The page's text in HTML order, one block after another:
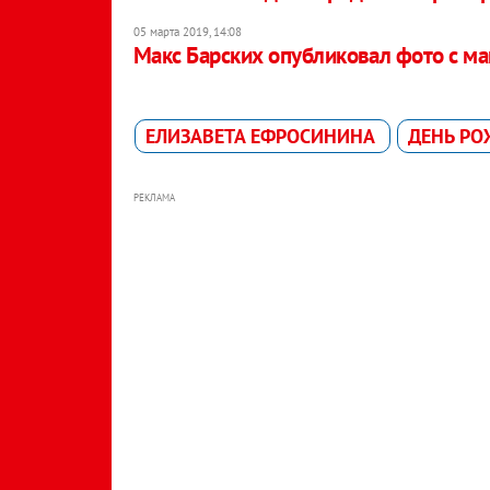
05 марта 2019, 14:08
Макс Барских опубликовал фото с
ЕЛИЗАВЕТА ЕФРОСИНИНА ДЕНЬ
РЕКЛАМА